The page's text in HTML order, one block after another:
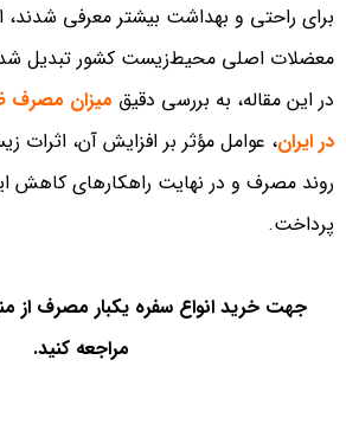
برای راحتی و بهداشت بیشتر معرفی شدند،
معضلات اصلی محیط‌زیست کشور تبدیل
در این مقاله، به بررسی دقیق میزان مصرف
در ایران، عوامل مؤثر بر افزایش آن، اثرات
روند مصرف و در نهایت راهکارهای کاهش
پرداخت.
جهت خرید انواع سفره یکبار مصرف از
مراجعه کنید.